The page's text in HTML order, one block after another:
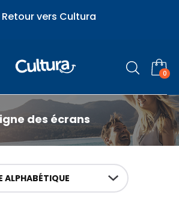
Retour vers Cultura
numérique
0
des écrans
ALPHABÉTIQUE
au panier